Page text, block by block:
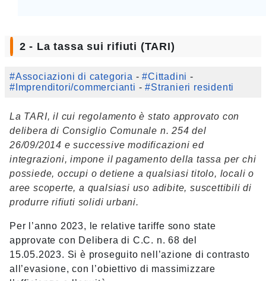
2 - La tassa sui rifiuti (TARI)
#Associazioni di categoria -#Cittadini -
#Imprenditori/commercianti -#Stranieri residenti
La TARI, il cui regolamento è stato approvato con
delibera di Consiglio Comunale n. 254 del
26/09/2014 e successive modificazioni ed
integrazioni, impone il pagamento della tassa per chi
possiede, occupi o detiene a qualsiasi titolo, locali o
aree scoperte, a qualsiasi uso adibite, suscettibili di
produrre rifiuti solidi urbani.
Per l’anno 2023, le relative tariffe sono state
approvate con Delibera di C.C. n. 68 del
15.05.2023. Si è proseguito nell’azione di contrasto
all’evasione, con l’obiettivo di massimizzare